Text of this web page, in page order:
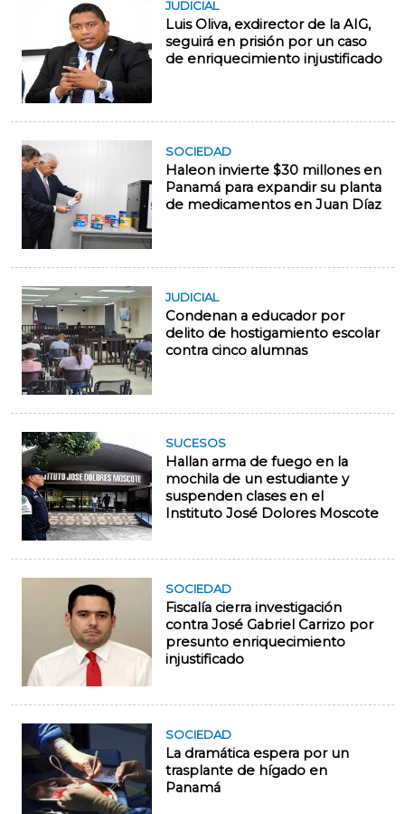
JUDICIAL
Luis Oliva, exdirector de la AIG,
seguirá en prisión por un caso
de enriquecimiento injustificado
SOCIEDAD
Haleon invierte $30 millones en
Panamá para expandir su planta
de medicamentos en Juan Díaz
JUDICIAL
Condenan a educador por
delito de hostigamiento escolar
contra cinco alumnas
SUCESOS
Hallan arma de fuego en la
mochila de un estudiante y
suspenden clases en el
Instituto José Dolores Moscote
SOCIEDAD
Fiscalía cierra investigación
contra José Gabriel Carrizo por
presunto enriquecimiento
injustificado
SOCIEDAD
La dramática espera por un
trasplante de hígado en
Panamá